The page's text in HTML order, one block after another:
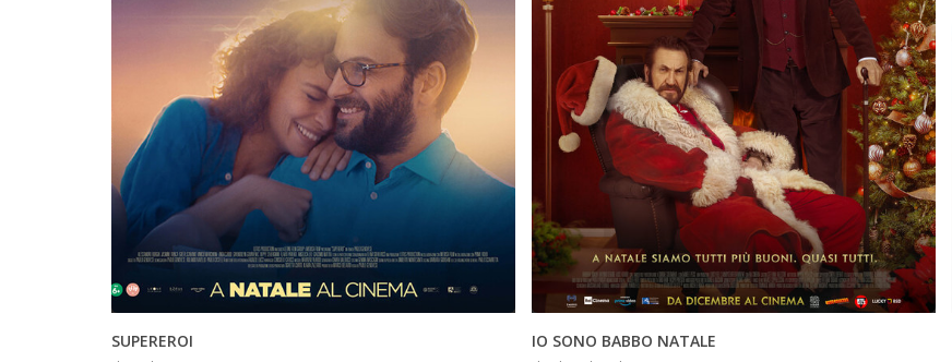
INFO
SUPEREROI
INFO
IO SONO BABBO NATALE